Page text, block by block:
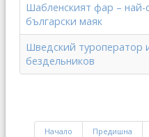
Шабленският фар – най-
български маяк
Шведский туроператор
бездельников
Начало Предишна